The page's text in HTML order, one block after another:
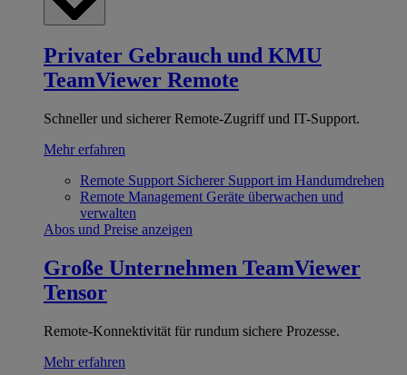
Privater Gebrauch und KMU
TeamViewer Remote
Schneller und sicherer Remote-Zugriff und IT-Support.
Mehr erfahren
Remote Support Sicherer Support im Handumdrehen
Remote Management Geräte überwachen und
verwalten
Abos und Preise anzeigen
Große Unternehmen TeamViewer
Tensor
Remote-Konnektivität für rundum sichere Prozesse.
Mehr erfahren